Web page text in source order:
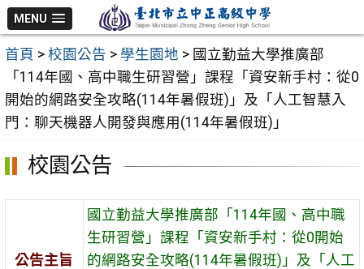
跳
至
主
內
容
MENU
首頁 > 校園公告 > 學生園地 > 國立勤益大學推廣部
「114年國、高中職生研習營」課程「資安新手村：從0
開始的網路安全攻略(114年暑假班)」及「人工智慧入
門：聊天機器人開發與應用(114年暑假班)」
校園公告
公告主旨
國立勤益大學推廣部「114年國、高中職
生研習營」課程「資安新手村：從0開始
的網路安全攻略(114年暑假班)」及「人工